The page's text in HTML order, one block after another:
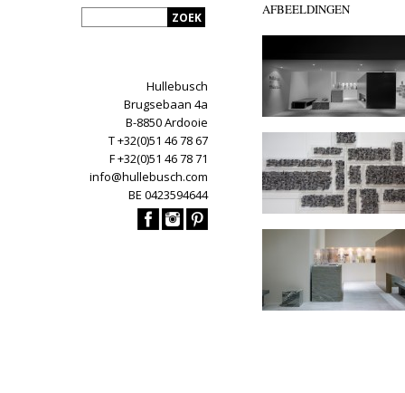
Hullebusch
Brugsebaan 4a
B-8850 Ardooie
T +32(0)51 46 78 67
F +32(0)51 46 78 71
info@hullebusch.com
BE 0423594644
AFBEELDINGEN